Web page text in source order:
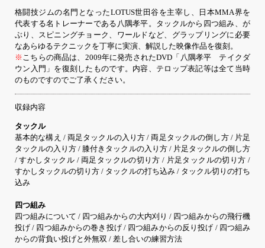
格闘技ジムの名門となったLOTUS世田谷を主宰し、日本MMA界を
代表する名トレーナーである八隅孝平。タックルから四つ組み、が
ぶり、スピニングチョーク、ワールドなど、グラップリングに必要
なあらゆるテクニックを丁寧に実演、解説した映像作品を復刻。
※ こちらの商品は、2009年に発売されたDVD「八隅孝平 テイクダ
ウン入門」を復刻したものです。内容、テロップ表記等は全て当時
のものですのでご了承ください。
収録内容
タックル
基本的な構え / 両足タックルの入り方 / 両足タックルの倒し方 / 片足
タックルの入り方 / 膝付きタックルの入り方 / 片足タックルの倒し方
/ すかしタックル / 両足タックルの切り方 / 片足タックルの切り方 /
すかしタックルの切り方 / タックルの打ち込み / タックル切りの打ち
込み
四つ組み
四つ組みについて / 四つ組みからの大内刈り / 四つ組みからの飛行機
投げ / 四つ組みからの巻き投げ / 四つ組みからの反り投げ / 四つ組み
からの背負い投げと外無双 / 差し合いの練習方法